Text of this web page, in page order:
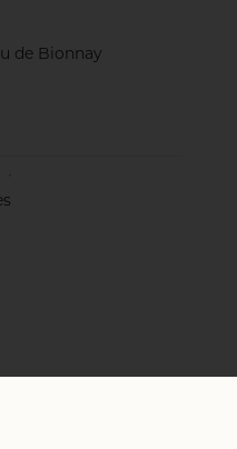
de Bionnay